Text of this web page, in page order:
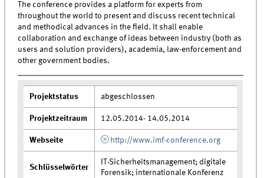
The conference provides a platform for experts from
throughout the world to present and discuss recent technical
and methodical advances in the field. It shall enable
collaboration and exchange of ideas between industry (both as
users and solution providers), academia, law-enforcement and
other government bodies.
Projektstatus abgeschlossen
Projektzeitraum 12.05.2014- 14.05.2014
Webseite http://www.imf-conference.org
Schlüsselwörter
IT-Sicherheitsmanagement; digitale
Forensik; internationale Konferenz